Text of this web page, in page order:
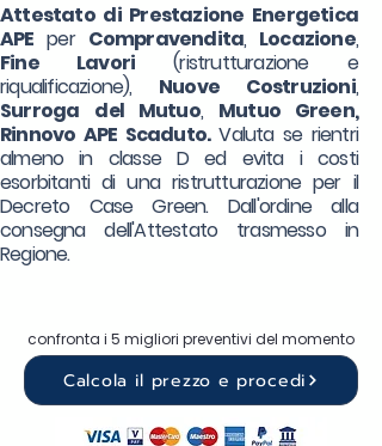
Attestato di Prestazione Energetica
APE per Compravendita, Locazione,
Fine Lavori (ristrutturazione e
riqualificazione), Nuove Costruzioni,
Surroga
del Mutuo, Mutuo Green,
Rinnovo APE Scaduto.Valuta se rientri
almeno in classe D ed evita i costi
esorbitanti di una ristrutturazione per il
Decreto Case Green. Dall'ordine alla
consegna dell'Attestato trasmesso in
Regione.
confronta i 5 migliori preventivi del momento
Calcola il prezzo e procedi